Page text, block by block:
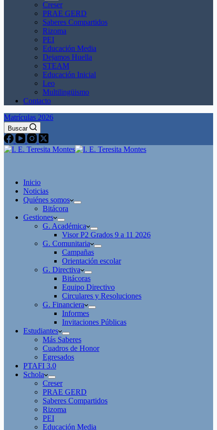
Creser
PRAE GERD
Saberes Compartidos
Rizoma
PEI
Educación Media
Dejamos Huella
STEAM
Educación Inicial
Leo
Multilingüismo
Contacto
Matrículas 2026
Buscar
Inicio
Noticias
Quiénes somos
Bitácora
Gestiones
G. Académica
Visor P2 Grados 9 a 11 2026
G. Comunitaria
Campañas
Orientación escolar
G. Directiva
Bitácoras
Equipo Directivo
Circulares y Resoluciones
G. Financiera
Informes
Invitaciones Públicas
Estudiantes
Más Saberes
Cuadros de Honor
Egresados
PTAFI 3.0
Schola
Creser
PRAE GERD
Saberes Compartidos
Rizoma
PEI
Educación Media